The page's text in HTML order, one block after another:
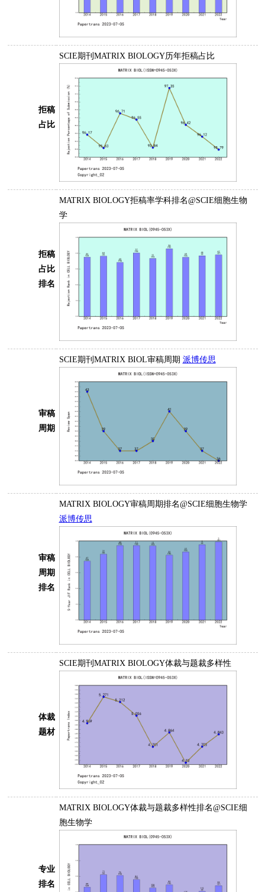
拒稿
占比
SCIE期刊MATRIX BIOLOGY历年拒稿占比
拒稿
占比
排名
MATRIX BIOLOGY拒稿率学科排名@SCIE细胞生物
学
审稿
周期
SCIE期刊MATRIX BIOL审稿周期 派博传思
审稿
周期
排名
MATRIX BIOLOGY审稿周期排名@SCIE细胞生物学
派博传思
体裁
题材
SCIE期刊MATRIX BIOLOGY体裁与题裁多样性
专业
排名
MATRIX BIOLOGY体裁与题裁多样性排名@SCIE细
胞生物学